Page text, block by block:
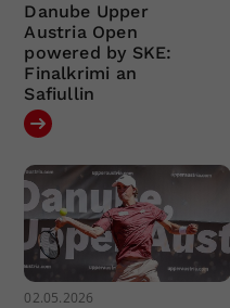
Danube Upper
Austria Open
powered by SKE:
Finalkrimi an
Safiullin
02.05.2026